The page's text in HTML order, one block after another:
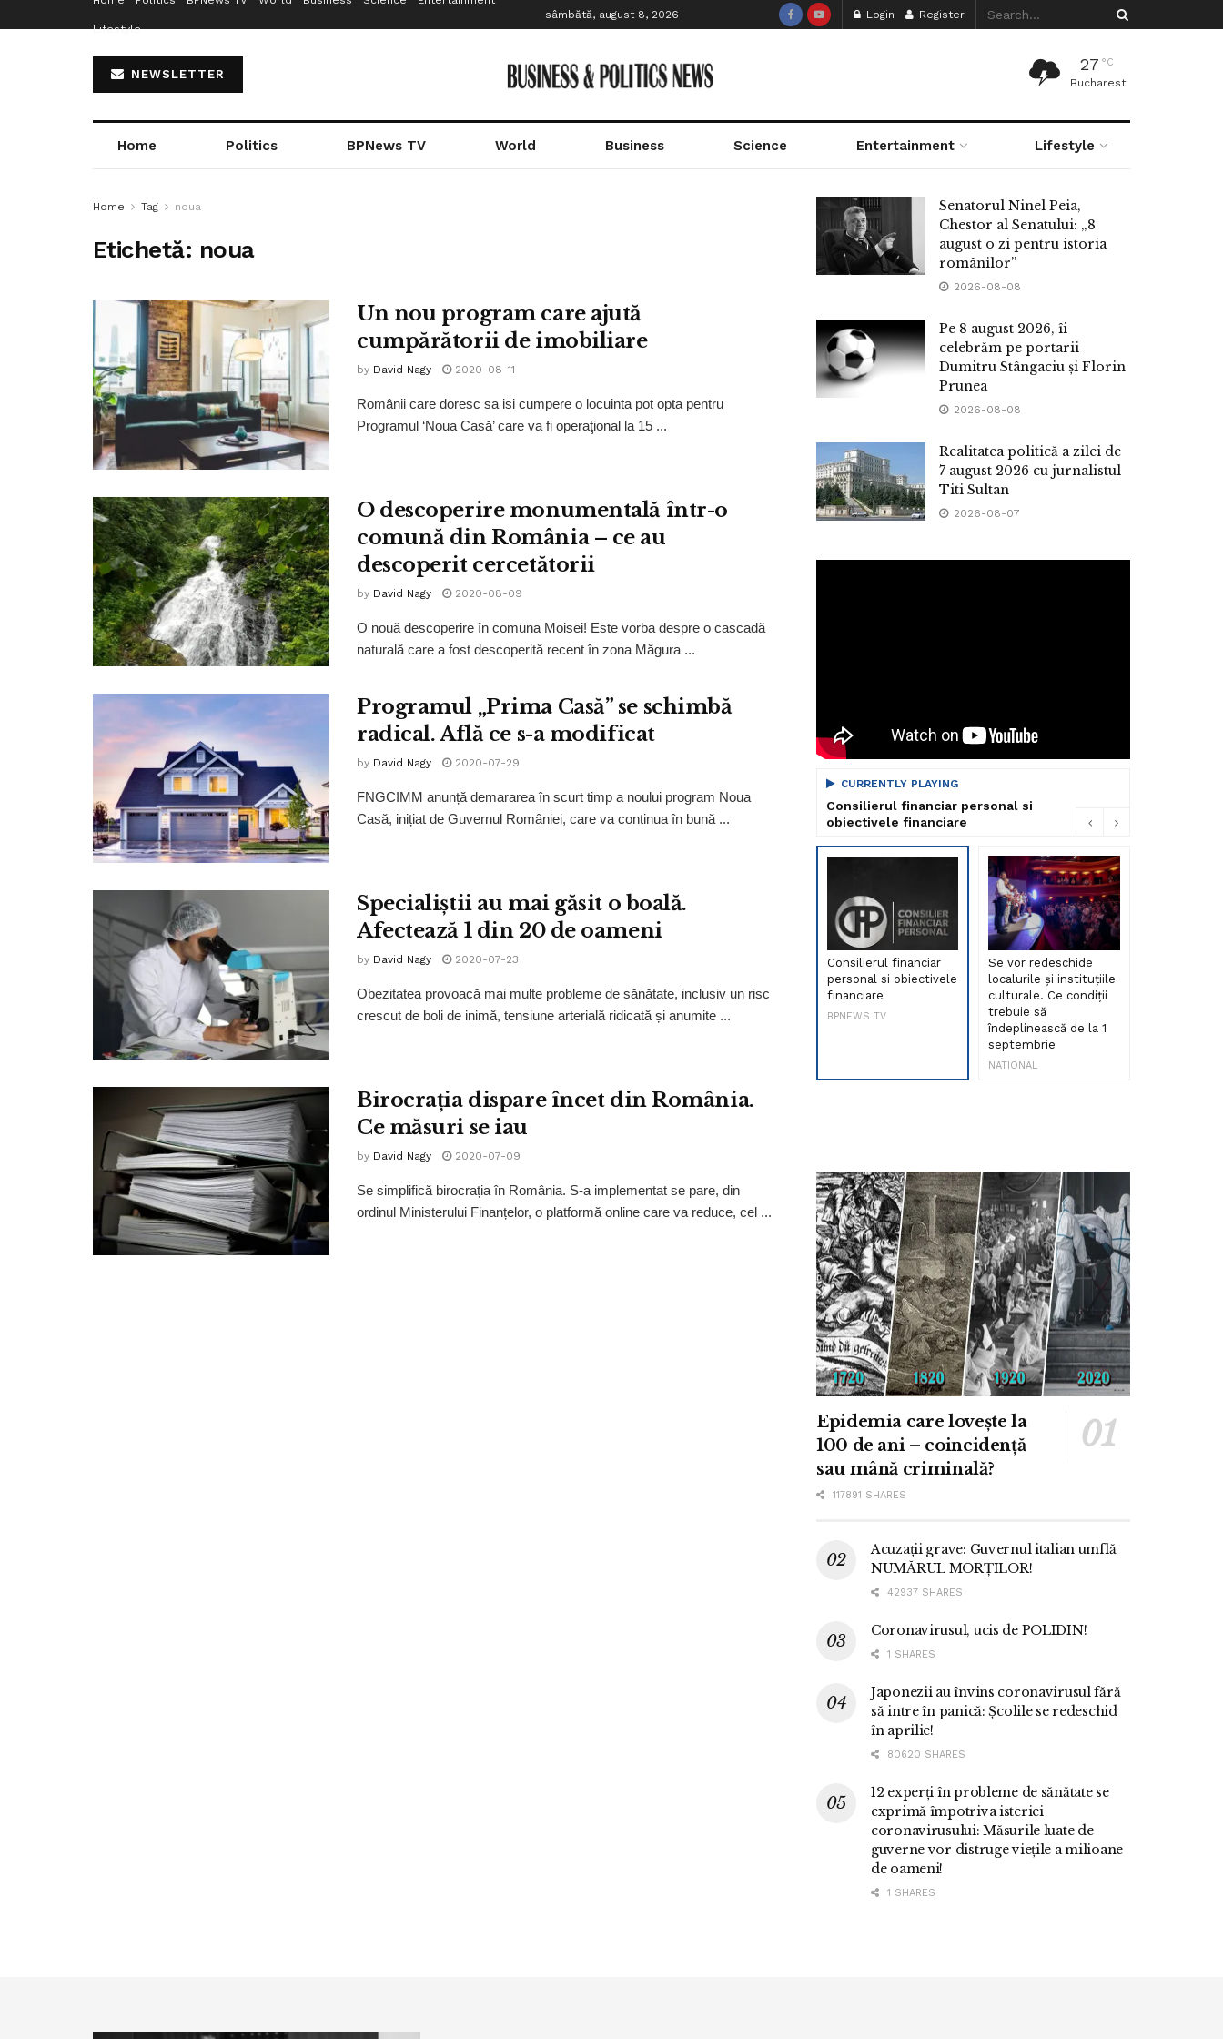
Lifestyle
sâmbătă, august 8, 2026 Login Register
NEWSLETTER
27 °C
Bucharest
Home Politics BPNews TV World Business Science Entertainment Lifestyle
Home Tag noua
Etichetă: noua
Un nou program care ajută
cumpărătorii de imobiliare
by David Nagy 2020-08-11
Românii care doresc sa isi cumpere o locuinta pot opta pentru
Programul ‘Noua Casă’ care va fi operaţional la 15 ...
O descoperire monumentală într-o
comună din România – ce au
descoperit cercetătorii
by David Nagy 2020-08-09
O nouă descoperire în comuna Moisei! Este vorba despre o cascadă
naturală care a fost descoperită recent în zona Măgura ...
Programul „Prima Casă” se schimbă
radical. Află ce s-a modificat
by David Nagy 2020-07-29
FNGCIMM anunță demararea în scurt timp a noului program Noua
Casă, inițiat de Guvernul României, care va continua în bună ...
Specialiștii au mai găsit o boală.
Afectează 1 din 20 de oameni
by David Nagy 2020-07-23
Obezitatea provoacă mai multe probleme de sănătate, inclusiv un risc
crescut de boli de inimă, tensiune arterială ridicată și anumite ...
Birocrația dispare încet din România.
Ce măsuri se iau
by David Nagy 2020-07-09
Se simplifică birocrația în România. S-a implementat se pare, din
ordinul Ministerului Finanțelor, o platformă online care va reduce, cel ...
Senatorul Ninel Peia,
Chestor al Senatului: „8
august o zi pentru istoria
românilor”
2026-08-08
Pe 8 august 2026, îi
celebrăm pe portarii
Dumitru Stângaciu și Florin
Prunea
2026-08-08
Realitatea politică a zilei de
7 august 2026 cu jurnalistul
Titi Sultan
2026-08-07
CURRENTLY PLAYING
Consilierul financiar personal si
obiectivele financiare
Consilierul financiar
personal si obiectivele
financiare
BPNEWS TV
Se vor redeschide
localurile și instituțiile
culturale. Ce condiții
trebuie să
îndeplinească de la 1
septembrie
NATIONAL
Epidemia care lovește la
100 de ani – coincidență
sau mână criminală?
117891 SHARES
Acuzații grave: Guvernul italian umflă
NUMĂRUL MORȚILOR!
42937 SHARES
Coronavirusul, ucis de POLIDIN!
1 SHARES
Japonezii au învins coronavirusul fără
să intre în panică: Școlile se redeschid
în aprilie!
80620 SHARES
12 experți în probleme de sănătate se
exprimă împotriva isteriei
coronavirusului: Măsurile luate de
guverne vor distruge viețile a milioane
de oameni!
1 SHARES